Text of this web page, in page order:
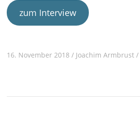
zum Interview
16. November 2018 / Joachim Armbrust /